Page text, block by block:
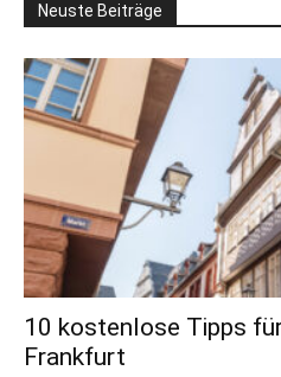
Neuste Beiträge
10 kostenlose Tipps
Frankfurt